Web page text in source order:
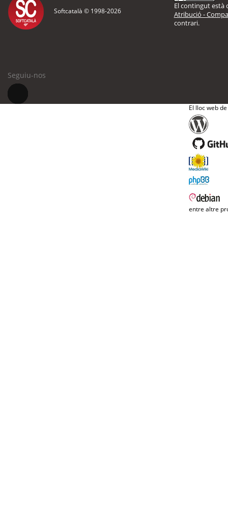
Softcatalà © 1998-2026
El contingut està
Atribució -
contrari.
Seguiu-nos
El lloc web
entre altre